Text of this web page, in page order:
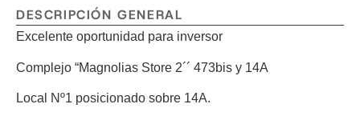
DESCRIPCIÓN GENERAL
Excelente oportunidad para inversor
Complejo “Magnolias Store 2´´ 473bis y 14A
Local Nº1 posicionado sobre 14A.